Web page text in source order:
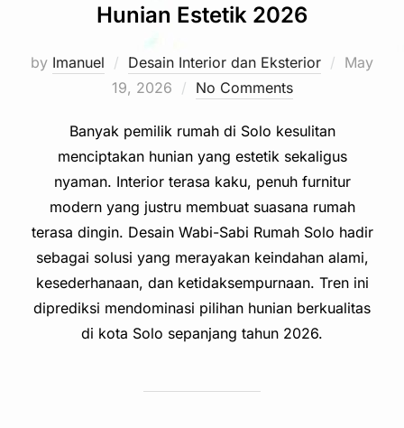
Hunian Estetik 2026
by Imanuel Desain Interior dan Eksterior
Posted
May
19, 2026
No Comments
Banyak pemilik rumah di Solo kesulitan
menciptakan hunian yang estetik sekaligus
nyaman. Interior terasa kaku, penuh furnitur
modern yang justru membuat suasana rumah
terasa dingin. Desain Wabi-Sabi Rumah Solo hadir
sebagai solusi yang merayakan keindahan alami,
kesederhanaan, dan ketidaksempurnaan. Tren ini
diprediksi mendominasi pilihan hunian berkualitas
di kota Solo sepanjang tahun 2026.